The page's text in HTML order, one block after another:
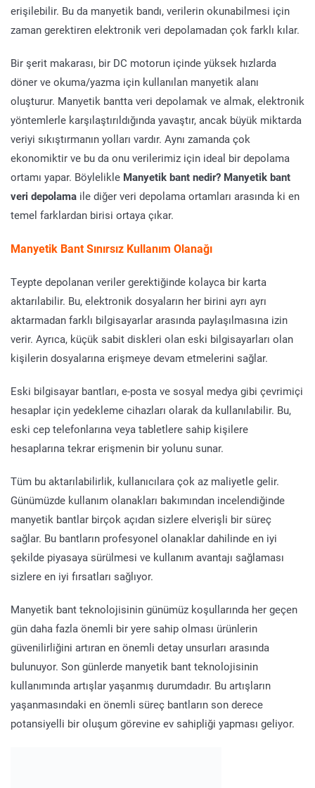
erişilebilir. Bu da manyetik bandı, verilerin okunabilmesi için
zaman gerektiren elektronik veri depolamadan çok farklı kılar.
Bir şerit makarası, bir DC motorun içinde yüksek hızlarda
döner ve okuma/yazma için kullanılan manyetik alanı
oluşturur. Manyetik bantta veri depolamak ve almak, elektronik
yöntemlerle karşılaştırıldığında yavaştır, ancak büyük miktarda
veriyi sıkıştırmanın yolları vardır. Aynı zamanda çok
ekonomiktir ve bu da onu verilerimiz için ideal bir depolama
ortamı yapar. Böylelikle Manyetik bant nedir? Manyetik bant
veri depolama ile diğer veri depolama ortamları arasında ki en
temel farklardan birisi ortaya çıkar.
Manyetik Bant Sınırsız Kullanım Olanağı
Teypte depolanan veriler gerektiğinde kolayca bir karta
aktarılabilir. Bu, elektronik dosyaların her birini ayrı ayrı
aktarmadan farklı bilgisayarlar arasında paylaşılmasına izin
verir. Ayrıca, küçük sabit diskleri olan eski bilgisayarları olan
kişilerin dosyalarına erişmeye devam etmelerini sağlar.
Eski bilgisayar bantları, e-posta ve sosyal medya gibi çevrimiçi
hesaplar için yedekleme cihazları olarak da kullanılabilir. Bu,
eski cep telefonlarına veya tabletlere sahip kişilere
hesaplarına tekrar erişmenin bir yolunu sunar.
Tüm bu aktarılabilirlik, kullanıcılara çok az maliyetle gelir.
Günümüzde kullanım olanakları bakımından incelendiğinde
manyetik bantlar birçok açıdan sizlere elverişli bir süreç
sağlar. Bu bantların profesyonel olanaklar dahilinde en iyi
şekilde piyasaya sürülmesi ve kullanım avantajı sağlaması
sizlere en iyi fırsatları sağlıyor.
Manyetik bant teknolojisinin günümüz koşullarında her geçen
gün daha fazla önemli bir yere sahip olması ürünlerin
güvenilirliğini artıran en önemli detay unsurları arasında
bulunuyor. Son günlerde manyetik bant teknolojisinin
kullanımında artışlar yaşanmış durumdadır. Bu artışların
yaşanmasındaki en önemli süreç bantların son derece
potansiyelli bir oluşum görevine ev sahipliği yapması geliyor.